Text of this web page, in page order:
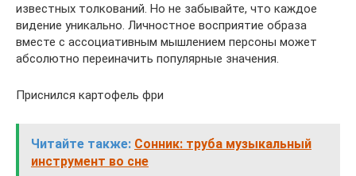
известных толкований. Но не забывайте, что каждое
видение уникально. Личностное восприятие образа
вместе с ассоциативным мышлением персоны может
абсолютно переиначить популярные значения.
Приснился картофель фри
Читайте также: Сонник: труба музыкальный
инструмент во сне